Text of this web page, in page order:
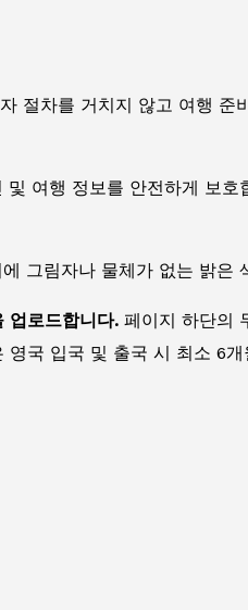
절차를 거치지 않고 여행 준
여행 정보를 안전하게 보
그림자나 물체가 없는 밝은
업로드합니다. 페이지 하단의
국 입국 및 출국 시 최소 6